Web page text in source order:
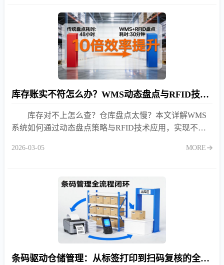
库存账实不符怎么办？WMS动态盘点与RFID技术应用实战
库存对不上怎么查？仓库盘点太慢？本文详解WMS
系统如何通过动态盘点策略与RFID技术应用，实现不停
确率至99.9%。
2026-03-05 MORE
条码驱动仓储管理：从标签打印到扫码复核的全流程闭环